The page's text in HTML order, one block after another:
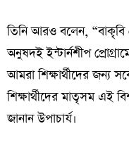
তিনি আরও বলেন, “বাকৃবি
অনুষদই ইন্টার্নশীপ
আমরা শিক্ষার্থীদের জন্য
শিক্ষার্থীদের মাতৃসম এই
জানান উপাচার্য।